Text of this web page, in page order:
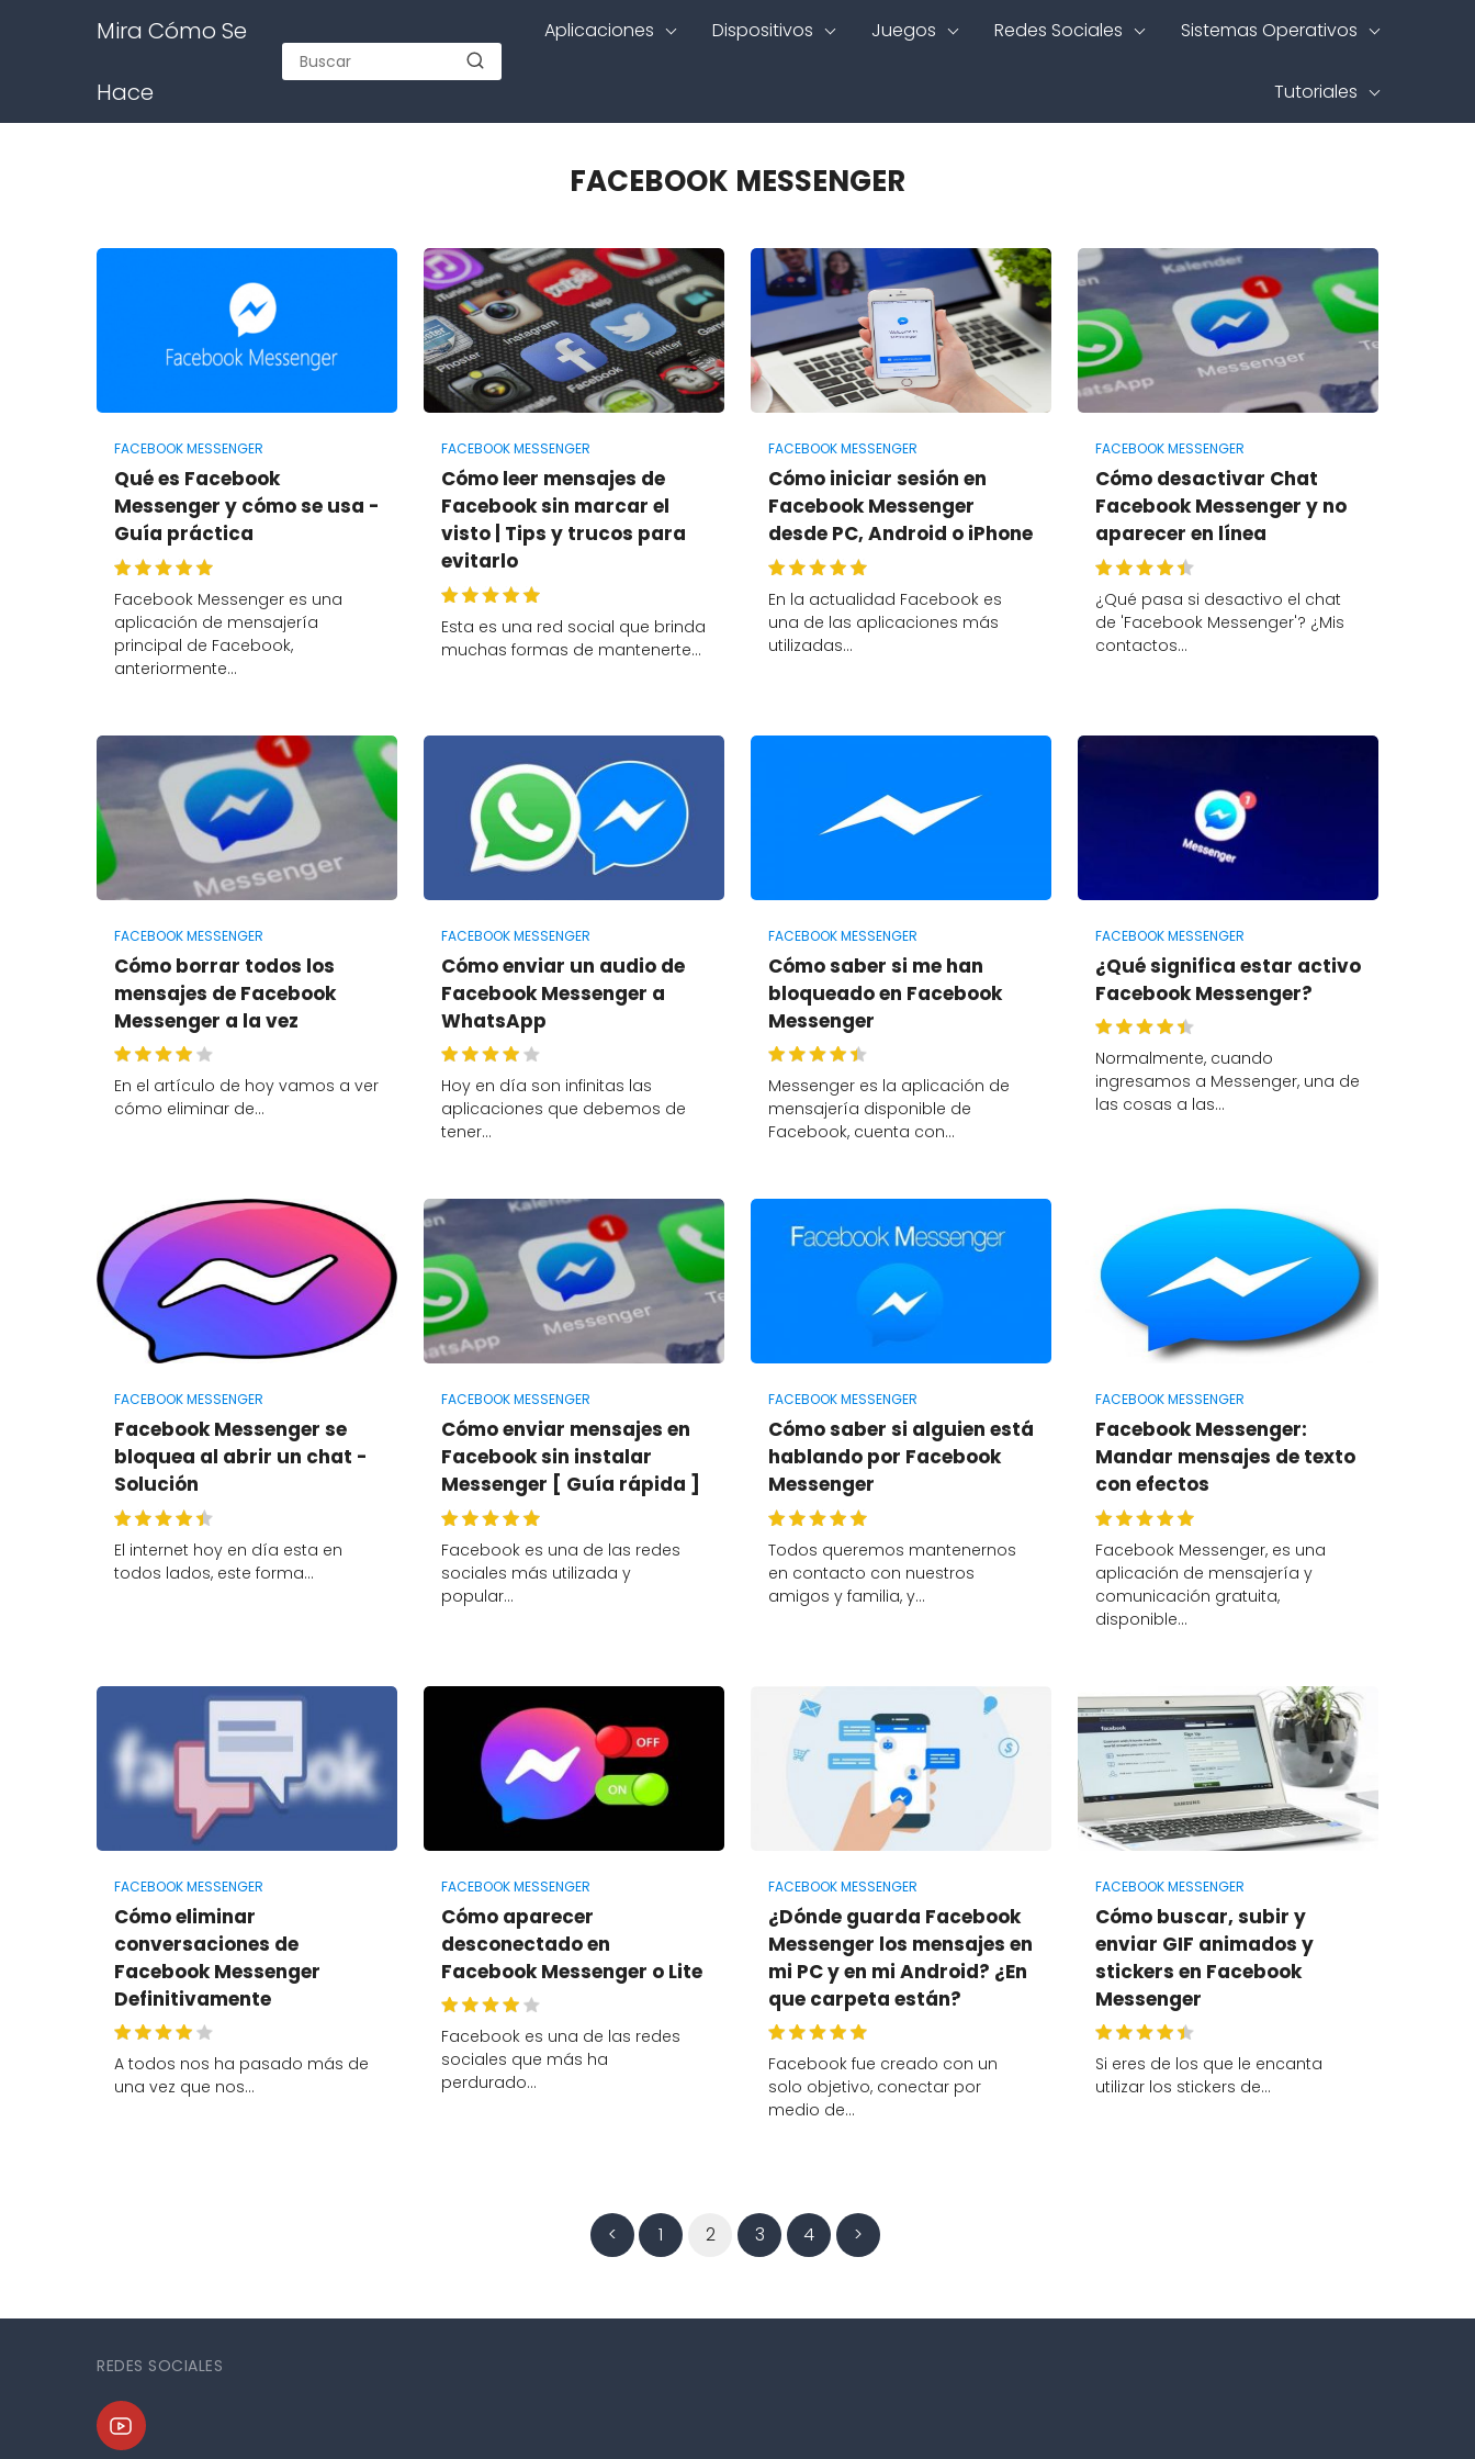
Mira Cómo Se
Hace
Aplicaciones Dispositivos Juegos Redes Sociales Sistemas Operativos
Tutoriales
FACEBOOK MESSENGER
FACEBOOK MESSENGER
Qué es Facebook
Messenger y cómo se usa -
Guía práctica
Facebook Messenger es una
aplicación de mensajería
principal de Facebook,
anteriormente…
FACEBOOK MESSENGER
Cómo leer mensajes de
Facebook sin marcar el
visto | Tips y trucos para
evitarlo
Esta es una red social que brinda
muchas formas de mantenerte…
FACEBOOK MESSENGER
Cómo iniciar sesión en
Facebook Messenger
desde PC, Android o iPhone
En la actualidad Facebook es
una de las aplicaciones más
utilizadas…
FACEBOOK MESSENGER
Cómo desactivar Chat
Facebook Messenger y no
aparecer en línea
¿Qué pasa si desactivo el chat
de 'Facebook Messenger'? ¿Mis
contactos…
FACEBOOK MESSENGER
Cómo borrar todos los
mensajes de Facebook
Messenger a la vez
En el artículo de hoy vamos a ver
cómo eliminar de…
FACEBOOK MESSENGER
Cómo enviar un audio de
Facebook Messenger a
WhatsApp
Hoy en día son infinitas las
aplicaciones que debemos de
tener…
FACEBOOK MESSENGER
Cómo saber si me han
bloqueado en Facebook
Messenger
Messenger es la aplicación de
mensajería disponible de
Facebook, cuenta con…
FACEBOOK MESSENGER
¿Qué significa estar activo
Facebook Messenger?
Normalmente, cuando
ingresamos a Messenger, una de
las cosas a las…
FACEBOOK MESSENGER
Facebook Messenger se
bloquea al abrir un chat -
Solución
El internet hoy en día esta en
todos lados, este forma…
FACEBOOK MESSENGER
Cómo enviar mensajes en
Facebook sin instalar
Messenger [ Guía rápida ]
Facebook es una de las redes
sociales más utilizada y
popular…
FACEBOOK MESSENGER
Cómo saber si alguien está
hablando por Facebook
Messenger
Todos queremos mantenernos
en contacto con nuestros
amigos y familia, y…
FACEBOOK MESSENGER
Facebook Messenger:
Mandar mensajes de texto
con efectos
Facebook Messenger, es una
aplicación de mensajería y
comunicación gratuita,
disponible…
FACEBOOK MESSENGER
Cómo eliminar
conversaciones de
Facebook Messenger
Definitivamente
A todos nos ha pasado más de
una vez que nos…
FACEBOOK MESSENGER
Cómo aparecer
desconectado en
Facebook Messenger o Lite
Facebook es una de las redes
sociales que más ha
perdurado…
FACEBOOK MESSENGER
¿Dónde guarda Facebook
Messenger los mensajes en
mi PC y en mi Android? ¿En
que carpeta están?
Facebook fue creado con un
solo objetivo, conectar por
medio de…
FACEBOOK MESSENGER
Cómo buscar, subir y
enviar GIF animados y
stickers en Facebook
Messenger
Si eres de los que le encanta
utilizar los stickers de…
< 1 2 3 4 >
REDES SOCIALES